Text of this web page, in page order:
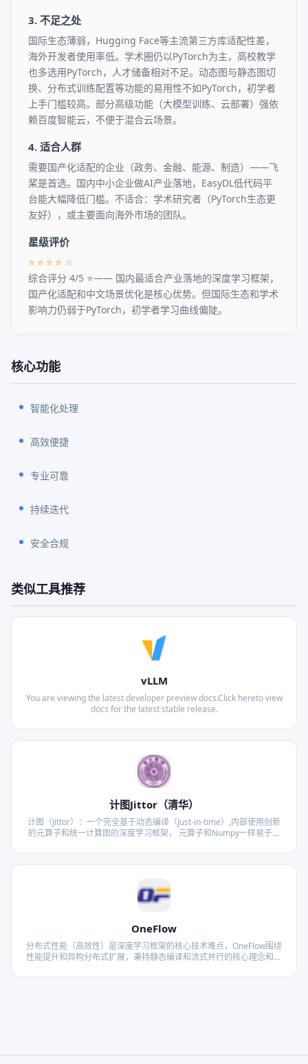
3. 不足之处
国际生态薄弱，Hugging Face等主流第三方库适配性差，
海外开发者使用率低。学术圈仍以PyTorch为主，高校教学
也多选用PyTorch，人才储备相对不足。动态图与静态图切
换、分布式训练配置等功能的易用性不如PyTorch，初学者
上手门槛较高。部分高级功能（大模型训练、云部署）强依
赖百度智能云，不便于混合云场景。
4. 适合人群
需要国产化适配的企业（政务、金融、能源、制造）——飞
桨是首选。国内中小企业做AI产业落地，EasyDL低代码平
台能大幅降低门槛。不适合：学术研究者（PyTorch生态更
友好），或主要面向海外市场的团队。
星级评价
⭐ ⭐ ⭐ ⭐ ☆
综合评分 4/5 ⭐—— 国内最适合产业落地的深度学习框架，
国产化适配和中文场景优化是核心优势。但国际生态和学术
影响力仍弱于PyTorch，初学者学习曲线偏陡。
核心功能
智能化处理
高效便捷
专业可靠
持续迭代
安全合规
类似工具推荐
vLLM
You are viewing the latest developer preview docs.Click hereto view
docs for the latest stable release.
计图Jittor（清华）
计图（Jittor）：一个完全基于动态编译（Just-in-time）,内部使用创新
的元算子和统一计算图的深度学习框架， 元算子和Numpy一样易于使
是融合了静态计算图和动态计算图的诸多优点，在易于使用的同时，提
供高性能的优化。基于元算子开发的深度学习模型，可以被计图实时的
OneFlow
分布式性能（高效性）是深度学习框架的核心技术难点，OneFlow围绕
性能提升和异构分布式扩展，秉持静态编译和流式并行的核心理念和架